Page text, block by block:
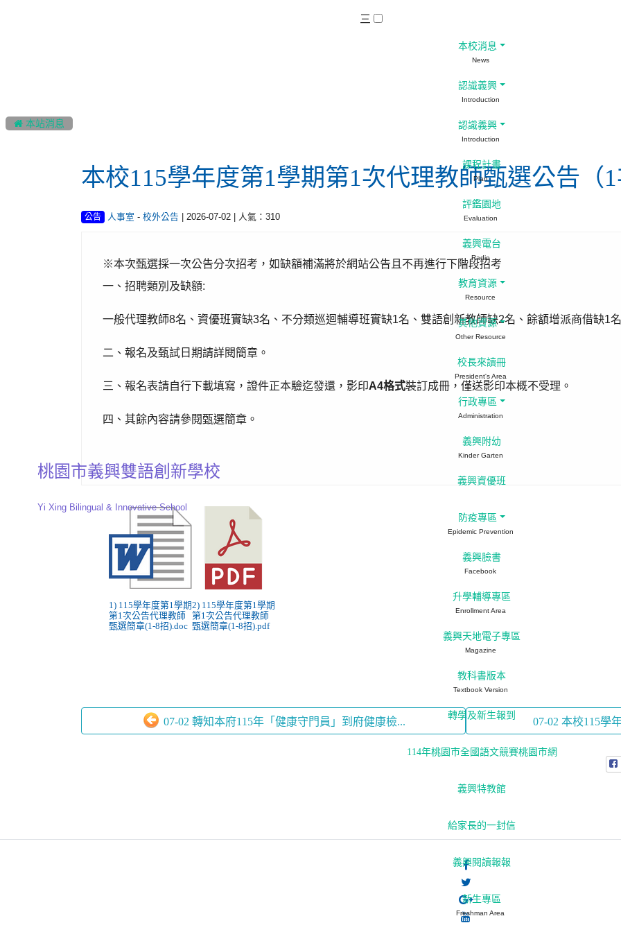
 本站消息
本校115學年度第1學期第1次代理教師甄選公告（
公告 人事室 - 校外公告 | 2026-07-02 | 人氣：310
※本次甄選採一次公告分次招考，如缺額補滿將於網站公告且不再進行下階段招考
一、招聘類別及缺額:
一般代理教師8名、資優班實缺3名、不分類巡迴輔導班實缺1名、雙語創新教師缺2名、餘額增派商借缺1名
二、報名及甄試日期請詳閱簡章。
三、報名表請自行下載填寫，證件正本驗迄發還，影印A4格式裝訂成冊，僅送影印本概不受理。
四、其餘內容請參閱甄選簡章。
1) 115學年度第1學期
第1次公告代理教師
甄選簡章(1-8招).doc
2) 115學年度第1學期
第1次公告代理教師
甄選簡章(1-8招).pdf
07-02 轉知本府115年「健康守門員」到府健康檢... 07-02 本校115學
桃園市義興雙語創新學校
Yi Xing Bilingual & Innovative School
三
本校消息
News
認識義興
Introduction
認識義興
Introduction
課程計畫
Plan
評鑑園地
Evaluation
義興電台
Radio
教育資源
Resource
其他資源
Other Resource
校長來讀冊
President's Area
行政專區
Administration
義興附幼
Kinder Garten
義興資優班
防疫專區
Epidemic Prevention
義興臉書
Facebook
升學輔導專區
Enrollment Area
義興天地電子專區
Magazine
教科書版本
Textbook Version
轉學及新生報到
114年桃園市全國語文競賽桃園市網
義興特教館
給家長的一封信
義興閱讀報報
新生專區
Freshman Area